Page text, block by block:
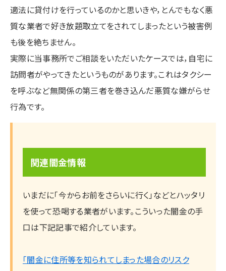
適法に貸付けを行っているのかと思いきや，とんでもなく悪
質な業者で好き放題取立てをされてしまったという被害例
も後を絶ちません。
実際に当事務所でご相談をいただいたケースでは，自宅に
訪問者がやってきたというものがあります。これはタクシー
を呼ぶなど無関係の第三者を巻き込んだ悪質な嫌がらせ
行為です。
関連闇金情報
いまだに「今からお前をさらいに行く」などとハッタリ
を使って恐喝する業者がいます。こういった闇金の手
口は下記記事で紹介しています。
「闇金に住所等を知られてしまった場合のリスク